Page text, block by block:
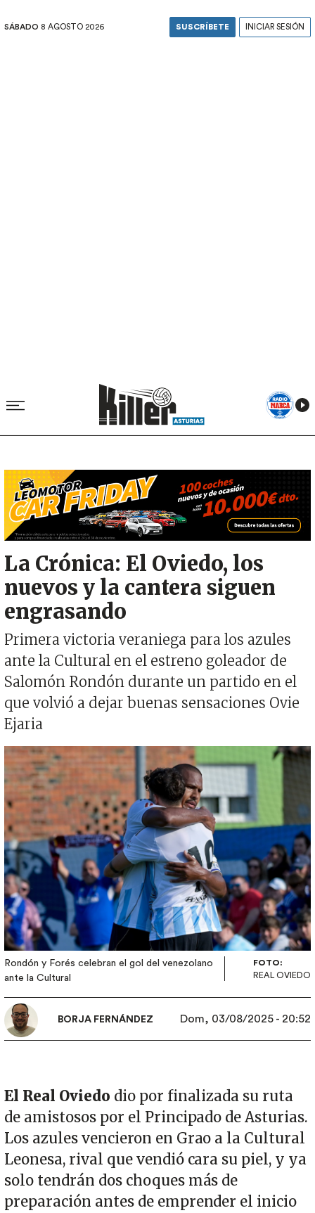
SÁBADO 8 AGOSTO 2026 SUSCRÍBETE INICIAR SESIÓN
Image
La Crónica: El Oviedo, los
nuevos y la cantera siguen
engrasando
Primera victoria veraniega para los azules
ante la Cultural en el estreno goleador de
Salomón Rondón durante un partido en el
que volvió a dejar buenas sensaciones Ovie
Ejaria
Imagen
Rondón y Forés celebran el gol del venezolano
ante la Cultural
FOTO:
REAL OVIEDO
BORJA FERNÁNDEZ Dom, 03/08/2025 - 20:52
El Real Oviedo dio por finalizada su ruta
de amistosos por el Principado de Asturias.
Los azules vencieron en Grao a la Cultural
Leonesa, rival que vendió cara su piel, y ya
solo tendrán dos choques más de
preparación antes de emprender el inicio